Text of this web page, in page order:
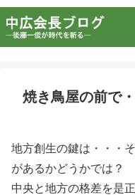
焼き鳥屋の前で・
地方創生の鍵は・・・
があるかどうかでは？
中央と地方の格差を是